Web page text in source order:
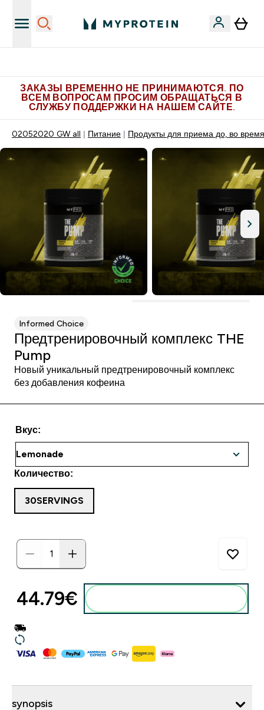
ЗАКАЗЫ ВРЕМЕННО НЕ ПРИНИМАЮТСЯ. ПО
ВСЕМ ВОПРОСАМ ПРОСИМ ОБРАЩАТЬСЯ В
СЛУЖБУ ПОДДЕРЖКИ НА НАШЕМ САЙТЕ.
02052020 GW all Питание Продукты для приема до, во
Informed Choice
Предтренировочный комплекс THE
Pump
Новый уникальный предтренировочный комплекс
без добавления кофеина
Вкус:
Количество:
30SERVINGS
44.79€‎
synopsis